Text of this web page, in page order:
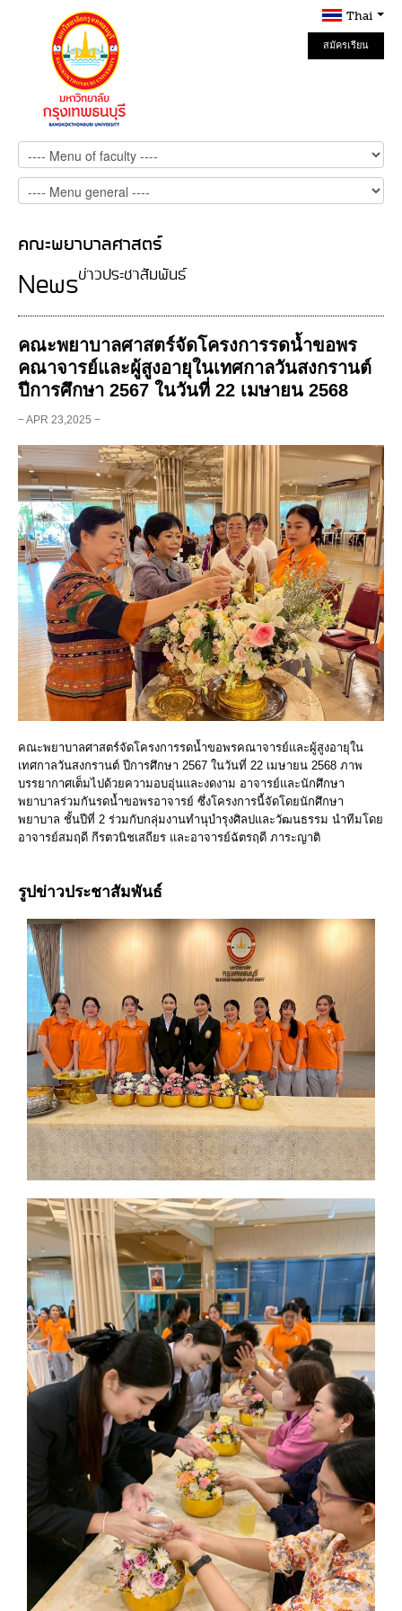
Thai
สมัครเรียน
Online
คณะพยาบาลศาสตร์
ข่าวประชาสัมพันธ์
News
คณะพยาบาลศาสตร์จัดโครงการรดน้ำขอพร
คณาจารย์และผู้สูงอายุในเทศกาลวันสงกรานต์
ปีการศึกษา 2567 ในวันที่ 22 เมษายน 2568
− APR 23,2025 −
คณะพยาบาลศาสตร์จัดโครงการรดน้ำขอพรคณาจารย์และผู้สูงอายุใน
เทศกาลวันสงกรานต์ ปีการศึกษา 2567 ในวันที่ 22 เมษายน 2568 ภาพ
บรรยากาศเต็มไปด้วยความอบอุ่นและงดงาม อาจารย์และนักศึกษา
พยาบาลร่วมกันรดน้ำขอพรอาจารย์ ซึ่งโครงการนี้จัดโดยนักศึกษา
พยาบาล ชั้นปีที่ 2 ร่วมกับกลุ่มงานทำนุบำรุงศิลปและวัฒนธรรม นำทีมโดย
อาจารย์สมฤดี กีรตวนิชเสถียร และอาจารย์ฉัตรฤดี ภาระญาติ
รูปข่าวประชาสัมพันธ์